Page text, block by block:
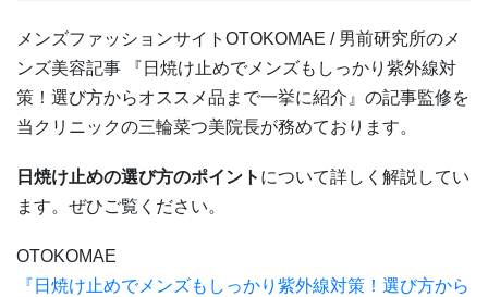
メンズファッションサイトOTOKOMAE / 男前研究所のメ
ンズ美容記事 『日焼け止めでメンズもしっかり紫外線対
策！選び方からオススメ品まで一挙に紹介』の記事監修を
当クリニックの三輪菜つ美院長が務めております。
日焼け止めの選び方のポイント について詳しく解説してい
ます。ぜひご覧ください。
OTOKOMAE
『日焼け止めでメンズもしっかり紫外線対策！選び方から